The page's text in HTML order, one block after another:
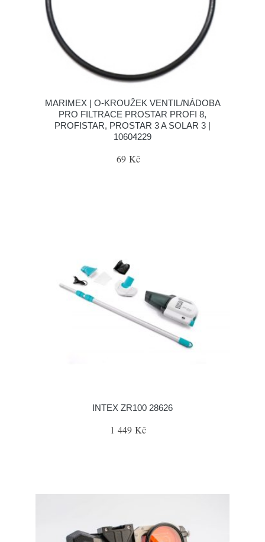
MARIMEX | O-KROUŽEK VENTIL/NÁDOBA
PRO FILTRACE PROSTAR PROFI 8,
PROFISTAR, PROSTAR 3 A SOLAR 3 |
10604229
69 Kč
INTEX ZR100 28626
1 449 Kč